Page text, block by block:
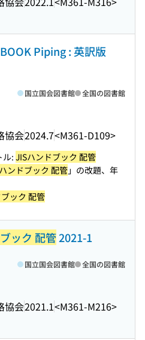
Piping : 英訳版
協会2024.7<M361-D109>
国立国会図書館 全国の図書館
ル: JISハンドブック 配管
ンドブック 配管」の改題、年
ック 配管
ック 配管2021-1
協会2021.1<M361-M216>
国立国会図書館 全国の図書館